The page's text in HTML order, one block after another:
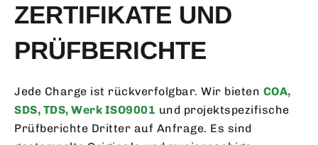
ZERTIFIKATE UND
PRÜFBERICHTE
Jede Charge ist rückverfolgbar. Wir bieten COA,
SDS, TDS, Werk ISO9001 und projektspezifische
Prüfberichte Dritter auf Anfrage. Es sind